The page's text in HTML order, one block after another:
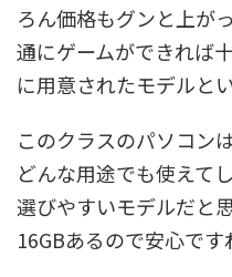
ろん価格もグンと上が
通にゲームができれば
に用意されたモデルと
このクラスのパソコン
どんな用途でも使えて
選びやすいモデルだと
16GBあるので安心です